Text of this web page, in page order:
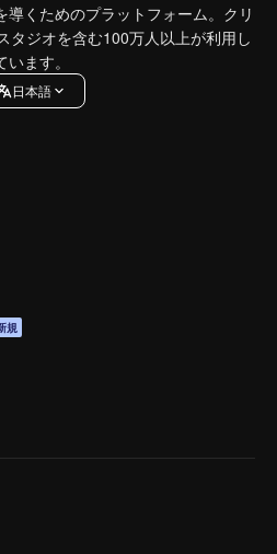
くためのプラットフォーム。クリ
タジオを含む100万人以上が利用し
います。
日本語
規